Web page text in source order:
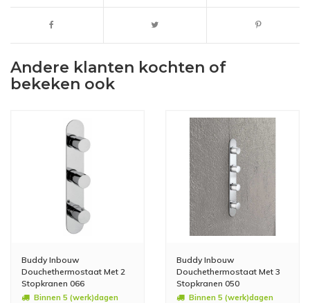
Andere klanten kochten of
bekeken ook
Buddy Inbouw
Douchethermostaat Met 2
Stopkranen 066
Binnen 5 (werk)dagen
Buddy Inbouw
Douchethermostaat Met 3
Stopkranen 050
Binnen 5 (werk)dagen